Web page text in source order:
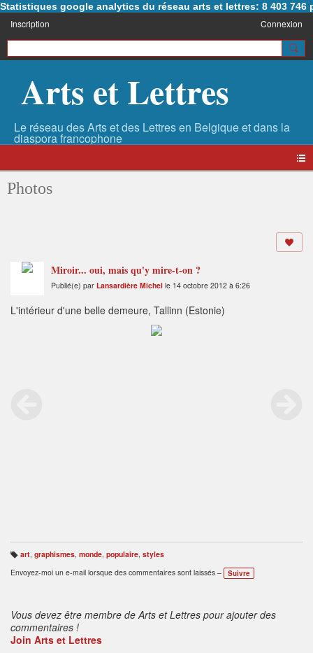
Statistiques google analytics du réseau arts et lettres: 8 403 746
Inscription Connexion
Arts et Lettres
Photos
Miroir... oui, mais qu'y mire-t-on ?
Publié(e) par Lansardière Michel le 14 octobre 2012 à 6:26
L'intérieur d'une belle demeure, Tallinn (Estonie)
B
ali
s
art, graphismes, monde, populaire, styles
Envoyez-moi un e-mail lorsque des commentaires sont laissés –
Suivre
Vous devez être membre de Arts et Lettres pour ajouter des
commentaires !
Join Arts et Lettres